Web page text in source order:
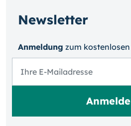
Newsletter
Anmeldung zum kosten­losen